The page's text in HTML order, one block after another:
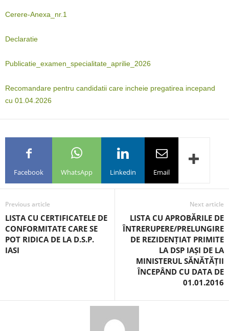
Cerere-Anexa_nr.1
Declaratie
Publicatie_examen_specialitate_aprilie_2026
Recomandare pentru candidatii care incheie pregatirea incepand
cu 01.04.2026
Facebook WhatsApp Linkedin Email
Previous article
LISTA CU CERTIFICATELE DE
CONFORMITATE CARE SE
POT RIDICA DE LA D.S.P.
IASI
Next article
LISTA CU APROBĂRILE DE
ÎNTRERUPERE/PRELUNGIRE
DE REZIDENȚIAT PRIMITE
LA DSP IAȘI DE LA
MINISTERUL SĂNĂTĂȚII
ÎNCEPÂND CU DATA DE
01.01.2016